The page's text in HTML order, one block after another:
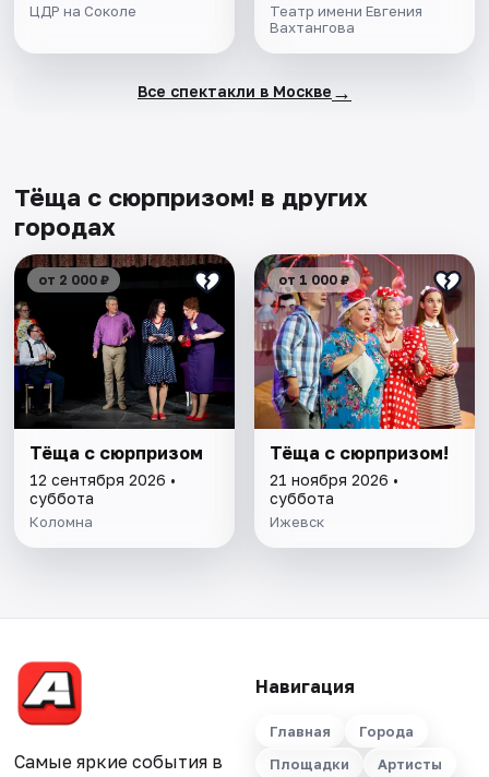
ЦДР на Соколе
Театр имени Евгения
Вахтангова
Все спектакли в Москве →
Тёща с сюрпризом! в других
городах
от 2 000 ₽
Тёща с сюрпризом
12 сентября 2026 •
суббота
Коломна
от 1 000 ₽
Тёща с сюрпризом!
21 ноября 2026 •
суббота
Ижевск
Самые яркие события в
Навигация
Главная
Города
Площадки
Артисты